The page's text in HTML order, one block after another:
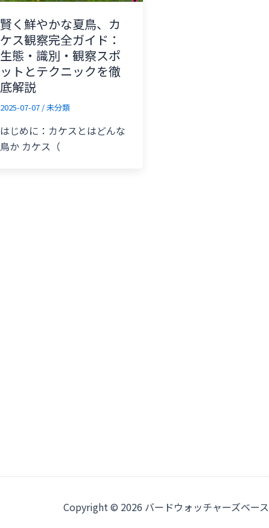
賢く鮮やかな夏鳥、カ
ケス観察完全ガイド：
生態・識別・観察スポ
ットとテクニックを徹
底解説
2025-07-07 /未分類
はじめに：カケスとはどんな
鳥か カケス（
Copyright © 2026 バードウォッチャーズベース